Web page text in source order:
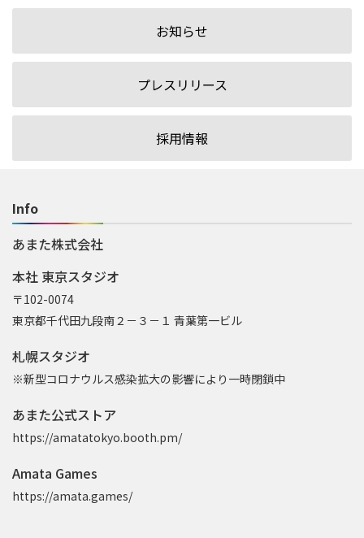
お知らせ
プレスリリース
採用情報
Info
あまた株式会社
本社 東京スタジオ
〒102-0074
東京都千代田九段南２－３－１ 青葉第一ビル
札幌スタジオ
※新型コロナウルス感染拡大の影響により一時閉鎖中
あまた公式ストア
https://amatatokyo.booth.pm/
Amata Games
https://amata.games/